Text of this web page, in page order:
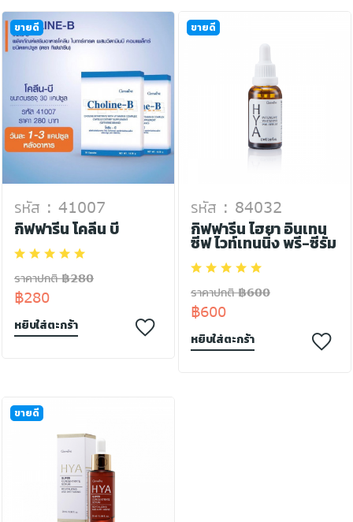
ขายดี
รหัส : 41007
กิฟฟารีน โคลีน บี
ราคาปกติ ฿280
฿280
หยิบใส่ตะกร้า
ขายดี
รหัส : 84032
กิฟฟารีน ไฮยา อินเทน
ซีฟ ไวท์เทนนิ่ง พรี-ซีรั่ม
ราคาปกติ ฿600
฿600
หยิบใส่ตะกร้า
ขายดี